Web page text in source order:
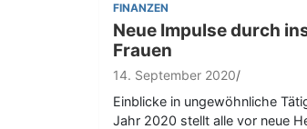
FINANZEN
Neue Impulse durch
Frauen
14. September 2020
Einblicke in ungewöhnliche
Jahr 2020 stellt alle vor neue